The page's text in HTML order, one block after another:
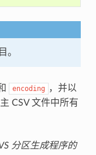
。
encoding
，并以
CSV 文件中所有
分区生成程序的